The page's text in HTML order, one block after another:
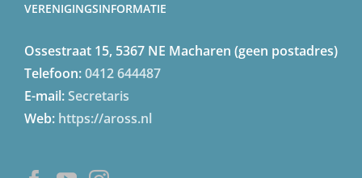
VERENIGINGSINFORMATIE
Ossestraat 15, 5367 NE Macharen (geen postadres)
Telefoon:0412 644487
E-mail:Secretaris
Web: https://aross.nl